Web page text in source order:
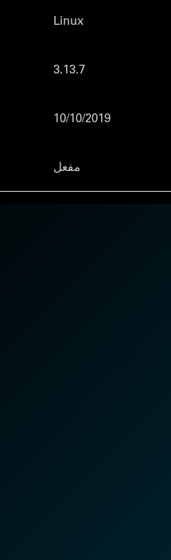
Linux
3.13.7
10/10/2019
مفعل